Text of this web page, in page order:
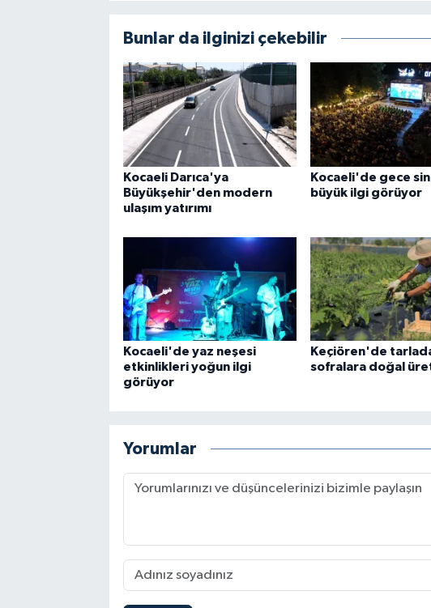
Bunlar da ilginizi çekebilir
Kocaeli Darıca'ya
Büyükşehir'den modern
ulaşım yatırımı
Kocaeli'de gece
büyük ilgi görüyor
Kocaeli'de yaz neşesi
etkinlikleri yoğun ilgi
görüyor
Keçiören'de
sofralara doğal
Yorumlar